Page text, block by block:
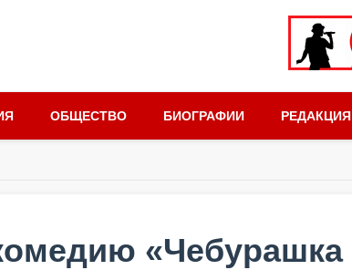
ОБЩЕСТВО БИОГРАФИИ РЕДАКЦИЯ
«Чебурашка